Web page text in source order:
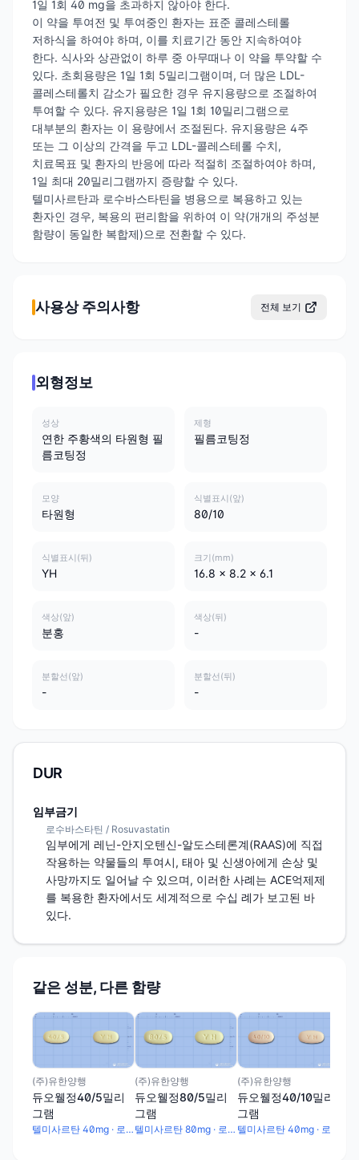
1일 1회 40 mg을 초과하지 않아야 한다.
이 약을 투여전 및 투여중인 환자는 표준 콜레스테롤
저하식을 하여야 하며, 이를 치료기간 동안 지속하여야
한다. 식사와 상관없이 하루 중 아무때나 이 약을 투약할 수
있다. 초회용량은 1일 1회 5밀리그램이며, 더 많은 LDL-
콜레스테롤치 감소가 필요한 경우 유지용량으로 조절하여
투여할 수 있다. 유지용량은 1일 1회 10밀리그램으로
대부분의 환자는 이 용량에서 조절된다. 유지용량은 4주
또는 그 이상의 간격을 두고 LDL-콜레스테롤 수치,
치료목표 및 환자의 반응에 따라 적절히 조절하여야 하며,
1일 최대 20밀리그램까지 증량할 수 있다.
텔미사르탄과 로수바스타틴을 병용으로 복용하고 있는
환자인 경우, 복용의 편리함을 위하여 이 약(개개의 주성분
함량이 동일한 복합제)으로 전환할 수 있다.
사용상 주의사항 전체 보기
외형정보
성상
연한 주황색의 타원형 필
름코팅정
제형
필름코팅정
모양
타원형
식별표시(앞)
80/10
식별표시(뒤)
YH
크기(mm)
16.8 x 8.2 x 6.1
색상(앞)
분홍
색상(뒤)
-
분할선(앞)
-
분할선(뒤)
-
DUR
임부금기
로수바스타틴 / Rosuvastatin
임부에게 레닌-안지오텐신-알도스테론계(RAAS)에 직접
작용하는 약물들의 투여시, 태아 및 신생아에게 손상 및
사망까지도 일어날 수 있으며, 이러한 사례는 ACE억제제
를 복용한 환자에서도 세계적으로 수십 례가 보고된 바
있다.
같은 성분, 다른 함량
(주)유한양행
듀오웰정40/5밀리
그램
텔미사르탄 40mg · 로수바스타틴칼슘 5.2mg
(주)유한양행
듀오웰정80/5밀리
그램
텔미사르탄 80mg · 로수바스타틴칼슘 5.2mg
(주)유한양행
듀오웰정40/10밀리
그램